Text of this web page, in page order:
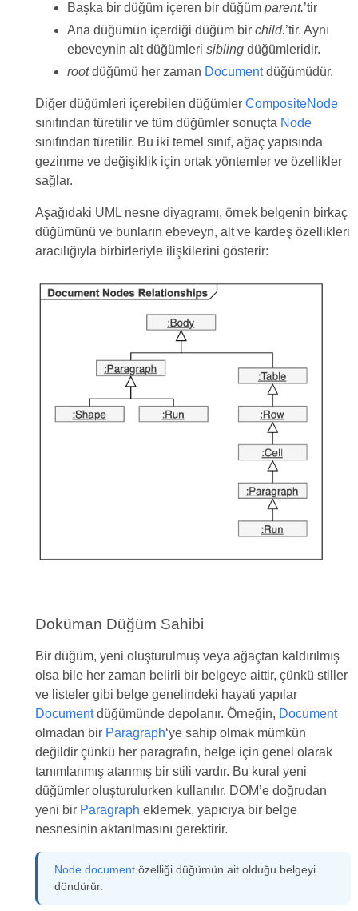
Başka bir düğüm içeren bir düğüm parent.’tir
Ana düğümün içerdiği düğüm bir child.’tir. Aynı
ebeveynin alt düğümleri siblingdüğümleridir.
rootdüğümü her zaman Documentdüğümüdür.
Diğer düğümleri içerebilen düğümler CompositeNode
sınıfından türetilir ve tüm düğümler sonuçta Node
sınıfından türetilir. Bu iki temel sınıf, ağaç yapısında
gezinme ve değişiklik için ortak yöntemler ve özellikler
sağlar.
Aşağıdaki UML nesne diyagramı, örnek belgenin birkaç
düğümünü ve bunların ebeveyn, alt ve kardeş özellikleri
aracılığıyla birbirleriyle ilişkilerini gösterir:
Doküman Düğüm Sahibi
Bir düğüm, yeni oluşturulmuş veya ağaçtan kaldırılmış
olsa bile her zaman belirli bir belgeye aittir, çünkü stiller
ve listeler gibi belge genelindeki hayati yapılar
Documentdüğümünde depolanır. Örneğin, Document
olmadan bir Paragraph‘ye sahip olmak mümkün
değildir çünkü her paragrafın, belge için genel olarak
tanımlanmış atanmış bir stili vardır. Bu kural yeni
düğümler oluşturulurken kullanılır. DOM’e doğrudan
yeni bir Paragraph eklemek, yapıcıya bir belge
nesnesinin aktarılmasını gerektirir.
Node.documentözelliği düğümün ait olduğu belgeyi
döndürür.